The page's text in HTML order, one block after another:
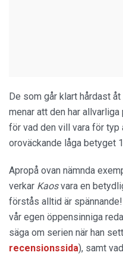
De som går klart hårdast åt
menar att den har
för vad den vill vara för
oroväckande låga betyget
Apropå ovan nämnda
verkar Kaosvara en
förstås alltid är
vår egen öppensinniga
säga om serien när han
recensionssida), samt